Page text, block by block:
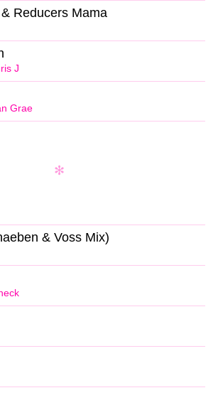
Reducers Mama
J
Grae
& Voss Mix)